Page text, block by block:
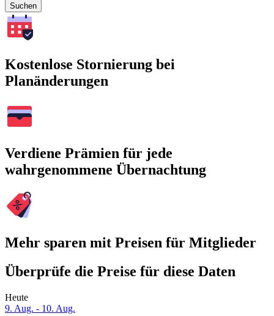
Suchen
Kostenlose Stornierung bei
Planänderungen
Verdiene Prämien für jede
wahrgenommene Übernachtung
Mehr sparen mit Preisen für Mitglieder
Überprüfe die Preise für diese Daten
Heute
9. Aug. - 10. Aug.